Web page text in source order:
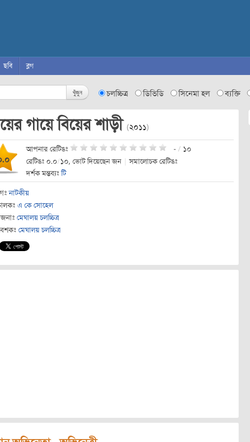
ছবি ব্লগ
খুঁজুন চলচ্চিত্র ডিভিডি সিনেমা হল ব্যক্তি
গায়ে বিয়ের শাড়ী (২০১১)
আপনার রেটিঙঃ - / ১০
রেটিঙঃ ০.০/১০, ভোট দিয়েছেন জন
সমালোচক রেটিঙঃ
দর্শক মন্তব্যঃটি
নাটকীয়
এ কে সোহেল
মেঘালয় চলচ্চিত্র
মেঘালয় চলচ্চিত্র